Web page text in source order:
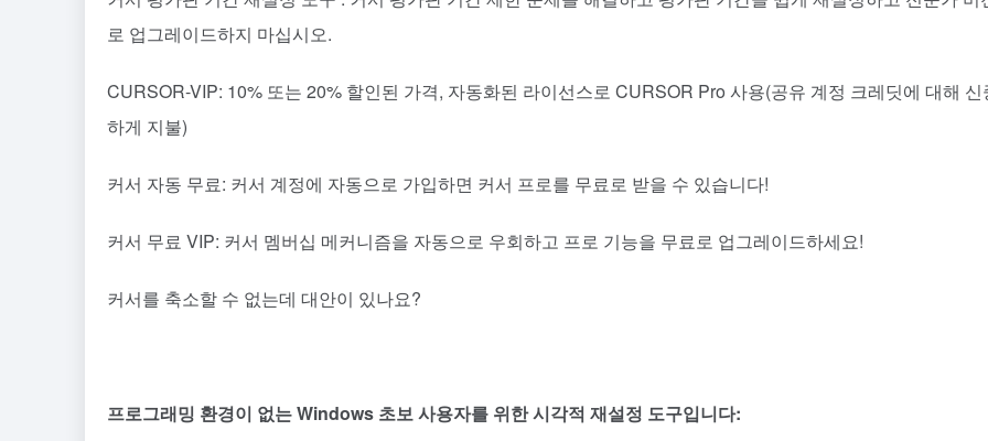
로 업그레이드하지 마십시오.
CURSOR-VIP: 10% 또는 20% 할인된 가격, 자동화된 라이선스로 CURSOR Pro 사용(공유 계정 크레딧에 대해 신
하게 지불)
커서 자동 무료: 커서 계정에 자동으로 가입하면 커서 프로를 무료로 받을 수 있습니다!
커서 무료 VIP: 커서 멤버십 메커니즘을 자동으로 우회하고 프로 기능을 무료로 업그레이드하세요!
커서를 축소할 수 없는데 대안이 있나요?
프로그래밍 환경이 없는 Windows 초보 사용자를 위한 시각적 재설정 도구입니다: